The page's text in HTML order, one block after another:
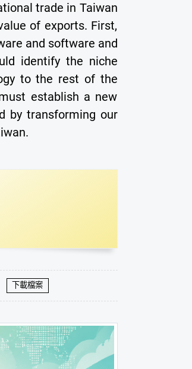
trade in Taiwan
of exports. First,
and software and
identify the niche
to the rest of the
establish a new
by transforming our
下載檔案